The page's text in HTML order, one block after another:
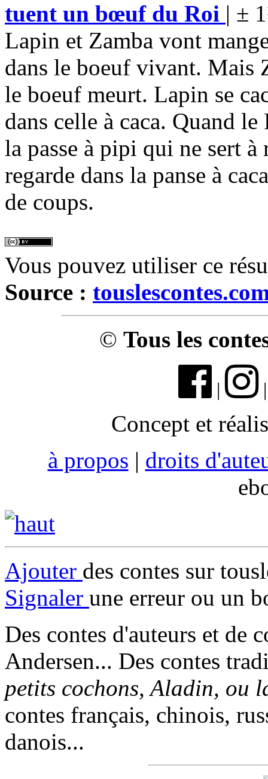
tuent un bœuf du Roi | ±
Lapin et Zamba vont
dans le boeuf vivant. Mais
le boeuf meurt. Lapin se
dans celle à caca. Quand
la passe à pipi qui ne sert
regarde dans la panse à
de coups.
Vous pouvez utiliser ce
Source :
© Tous les
|
Concept et
à propos | droits
Ajouter des contes sur
Signaler une erreur ou un
Des contes d'auteurs et de
Andersen... Des contes
petits cochons, Aladin, ou
contes français, chinois,
danois...